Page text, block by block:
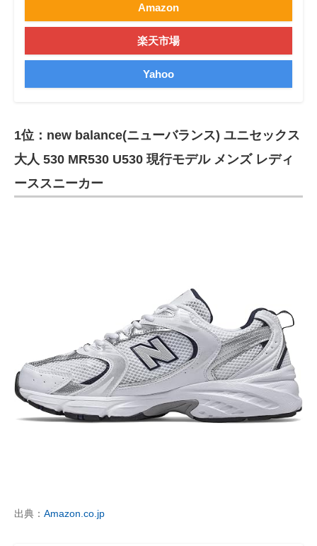
Amazon
楽天市場
Yahoo
1位：new balance(ニューバランス) ユニセックス
大人 530 MR530 U530 現行モデル メンズ レディ
ーススニーカー
出典： Amazon.co.jp